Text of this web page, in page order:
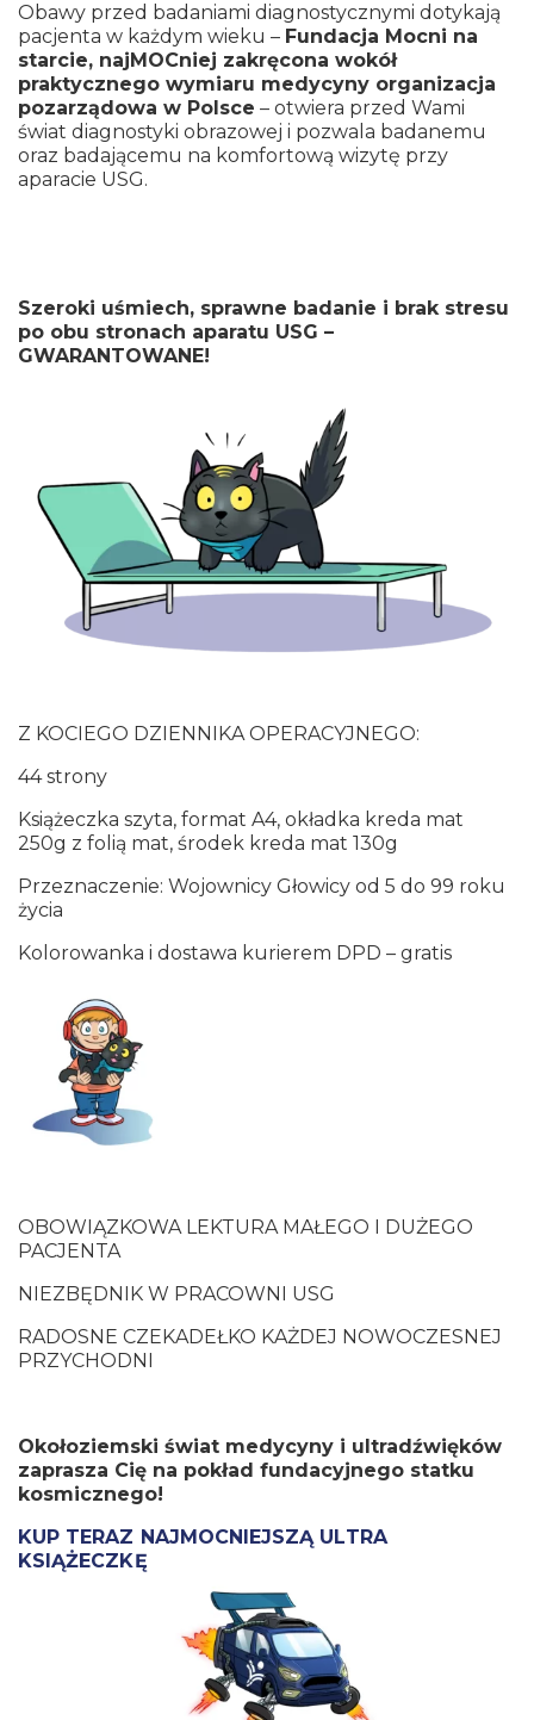
Obawy przed badaniami diagnostycznymi dotykają
pacjenta w każdym wieku – Fundacja Mocni na
starcie, najMOCniej zakręcona wokół
praktycznego wymiaru medycyny organizacja
pozarządowa w Polsce – otwiera przed Wami
świat diagnostyki obrazowej i pozwala badanemu
oraz badającemu na komfortową wizytę przy
aparacie USG.
Szeroki uśmiech, sprawne badanie i brak stresu
po obu stronach aparatu USG –
GWARANTOWANE!
Z KOCIEGO DZIENNIKA OPERACYJNEGO:
44 strony
Książeczka szyta, format A4, okładka kreda mat
250g z folią mat, środek kreda mat 130g
Przeznaczenie: Wojownicy Głowicy od 5 do 99 roku
życia
Kolorowanka i dostawa kurierem DPD – gratis
OBOWIĄZKOWA LEKTURA MAŁEGO I DUŻEGO
PACJENTA
NIEZBĘDNIK W PRACOWNI USG
RADOSNE CZEKADEŁKO KAŻDEJ NOWOCZESNEJ
PRZYCHODNI
Okołoziemski świat medycyny i ultradźwięków
zaprasza Cię na pokład fundacyjnego statku
kosmicznego!
KUP TERAZ NAJMOCNIEJSZĄ ULTRA
KSIĄŻECZKĘ